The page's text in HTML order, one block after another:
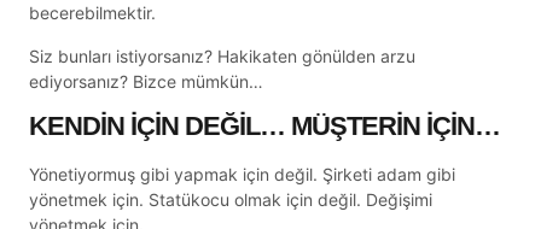
becerebilmektir.
Siz bunları istiyorsanız? Hakikaten gönülden arzu
ediyorsanız? Bizce mümkün…
KENDİN İÇİN DEĞİL… MÜŞTERİN İÇİN…
Yönetiyormuş gibi yapmak için değil. Şirketi adam gibi
yönetmek için. Statükocu olmak için değil. Değişimi